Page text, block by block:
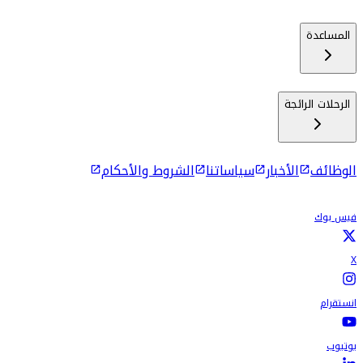
المساعدة
الرحلات الرائجة
الوظائف الأخبار سياساتنا الشروط والأحكام
فيس بوك
X
انستقرام
يوتيوب